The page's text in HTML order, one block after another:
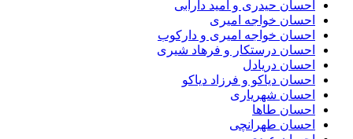
احسان حیدری و امید دارابی
احسان خواجه امیری
احسان خواجه امیری و دارکوب
احسان درستكار و فرهاد شيرى
احسان دریادل
احسان دیاکو و فرزاد دیاکو
احسان شهریاری
احسان طاها
احسان طهرانچی